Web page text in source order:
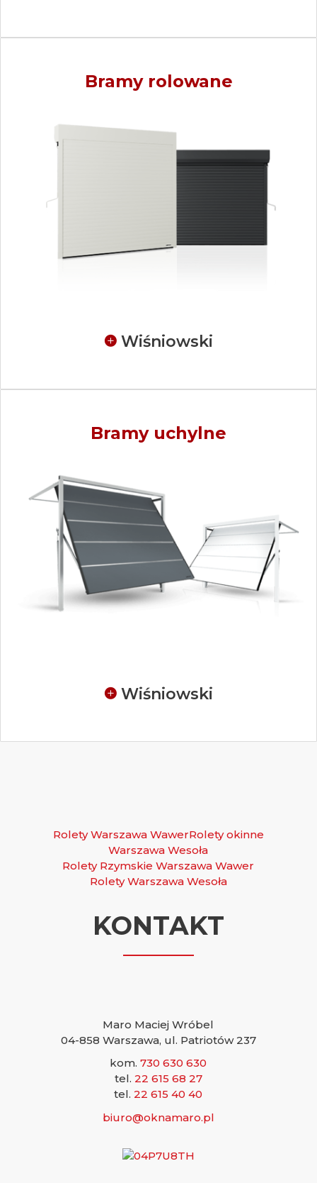
Bramy rolowane
Wiśniowski
Bramy uchylne
Wiśniowski
Rolety Warszawa WawerRolety okinne
Warszawa Wesoła
Rolety Rzymskie Warszawa Wawer
Rolety Warszawa Wesoła
KONTAKT
Maro Maciej Wróbel
04-858 Warszawa, ul. Patriotów 237
kom.730 630 630
tel. 22 615 68 27
tel.22 615 40 40
biuro@oknamaro.pl